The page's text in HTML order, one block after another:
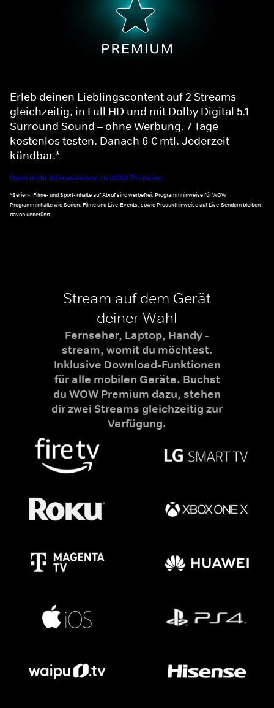
Erleb deinen Lieblingscontent auf 2 Streams
gleichzeitig, in Full HD und mit Dolby Digital 5.1
Surround Sound – ohne Werbung. 7 Tage
kostenlos testen. Danach 6 € mtl. Jederzeit
kündbar.*
Noch mehr Informationen zu WOW Premium
*Serien-, Filme- und Sport-Inhalte auf Abruf sind werbefrei. Programmhinweise für WOW
Programminhalte wie Serien, Filme und Live-Events, sowie Produkthinweise auf Live-Sendern bleiben
davon unberührt.
Stream auf dem Gerät
deiner Wahl
Fernseher, Laptop, Handy -
stream, womit du möchtest.
Inklusive Download-Funktionen
für alle mobilen Geräte. Buchst
du WOW Premium dazu, stehen
dir zwei Streams gleichzeitig zur
Verfügung.